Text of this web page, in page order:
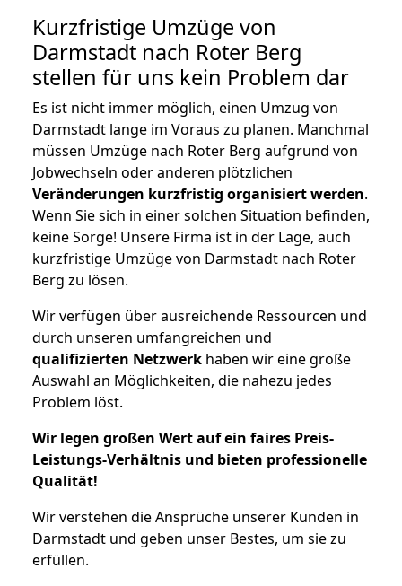
Kurzfristige Umzüge von
Darmstadt nach Roter Berg
stellen für uns kein Problem dar
Es ist nicht immer möglich, einen Umzug von
Darmstadt lange im Voraus zu planen. Manchmal
müssen Umzüge nach Roter Berg aufgrund von
Jobwechseln oder anderen plötzlichen
Veränderungen kurzfristig organisiert werden.
Wenn Sie sich in einer solchen Situation befinden,
keine Sorge! Unsere Firma ist in der Lage, auch
kurzfristige Umzüge von Darmstadt nach Roter
Berg zu lösen.
Wir verfügen über ausreichende Ressourcen und
durch unseren umfangreichen und
qualifizierten Netzwerk haben wir eine große
Auswahl an Möglichkeiten, die nahezu jedes
Problem löst.
Wir legen großen Wert auf ein faires Preis-
Leistungs-Verhältnis und bieten professionelle
Qualität!
Wir verstehen die Ansprüche unserer Kunden in
Darmstadt und geben unser Bestes, um sie zu
erfüllen.